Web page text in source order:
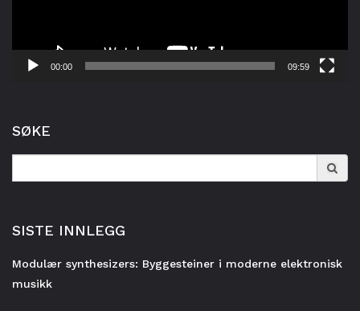
00:00 09:59
SØKE
for:
SISTE INNLEGG
Modulær synthesizers: Byggesteiner i moderne elektronisk
musikk